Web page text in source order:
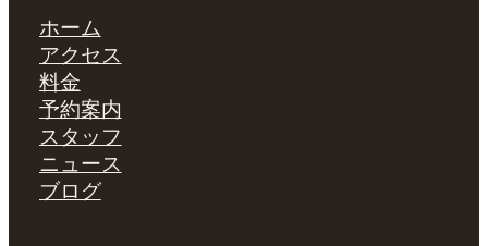
ホーム
アクセス
料金
予約案内
スタッフ
ニュース
ブログ